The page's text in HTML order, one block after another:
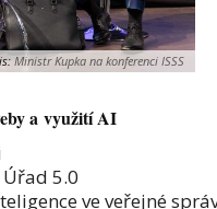
Ministr Kupka na konferenci ISSS
a využití AI
Úřad 5.0
veveřejné